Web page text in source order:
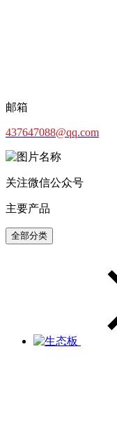
邮箱
437647088@qq.com
关注微信公众号
主要产品
全部分类